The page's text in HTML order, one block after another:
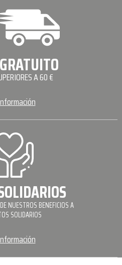
A 60 €
NUESTROS BENEFICIOS A
SOLIDARIOS